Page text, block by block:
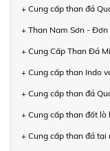
+ Cung cấp than đá
+ Than Nam Sơn -
+ Cung Cấp Than Đá
+ Cung cấp than Indo
+ Cung cấp than đá
+ Cung cấp than đốt
+ Cung cấp than đá